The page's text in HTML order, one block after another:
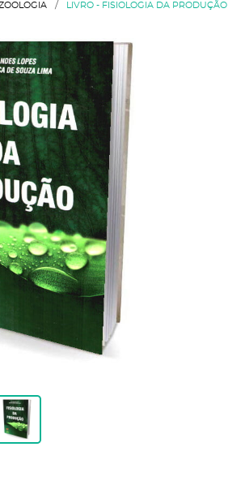
LIVRO - FISIOLOGIA DA PRODUÇÃO